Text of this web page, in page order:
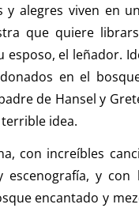
y alegres viven en
que quiere
el leñador.
en el
de Hansel y
idea.
con increíbles
escenografía, y
encantado y